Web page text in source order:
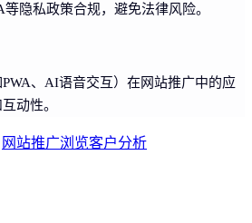
等隐私政策合规，避免法律风险。
、AI语音交互）在网站推广中的应
动性。
网站推广浏览客户分析